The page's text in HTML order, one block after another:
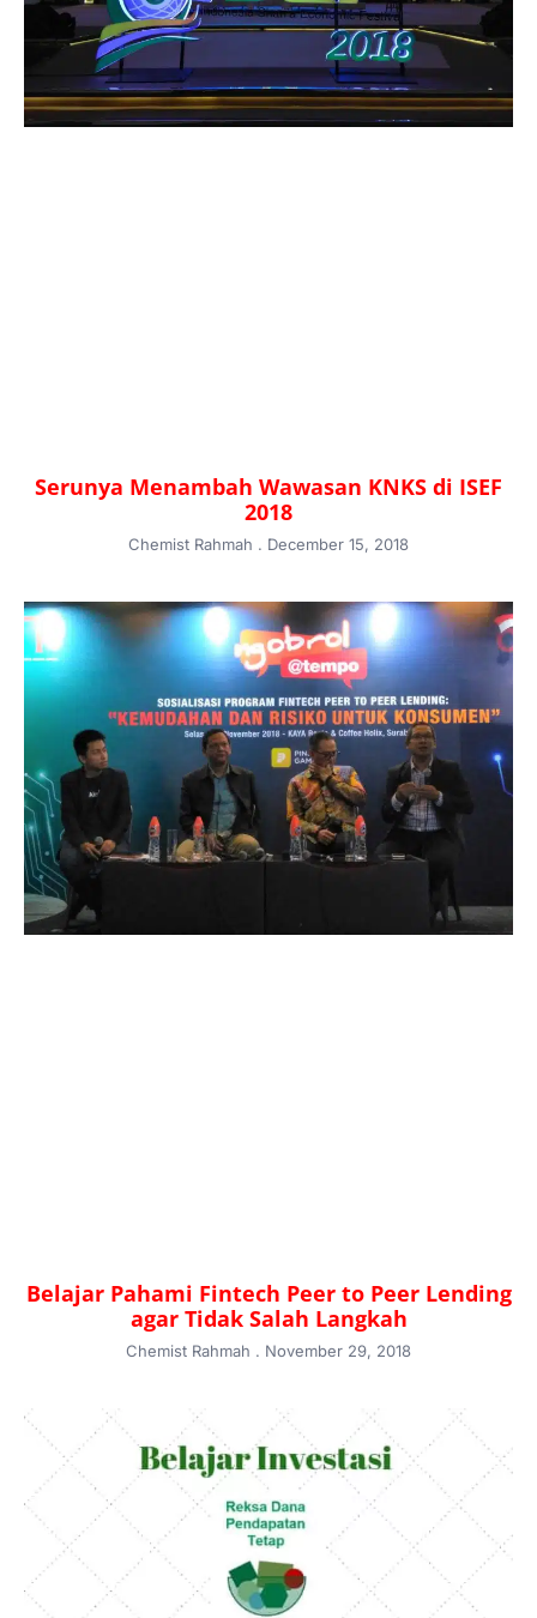
Serunya Menambah Wawasan KNKS di ISEF
2018
Chemist Rahmah December 15, 2018
Belajar Pahami Fintech Peer to Peer Lending
agar Tidak Salah Langkah
Chemist Rahmah November 29, 2018